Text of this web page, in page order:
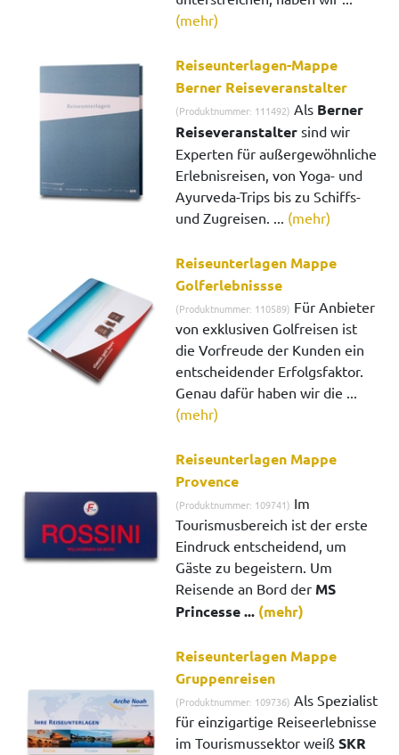
(mehr)
Reiseunterlagen-Mappe
Berner Reiseveranstalter
(Produktnummer: 111492) Als Berner
Reiseveranstalter sind wir
Experten für außergewöhnliche
Erlebnisreisen, von Yoga- und
Ayurveda-Trips bis zu Schiffs-
und Zugreisen. ... (mehr)
Reiseunterlagen Mappe
Golferlebnissse
(Produktnummer: 110589) Für Anbieter
von exklusiven Golfreisen ist
die Vorfreude der Kunden ein
entscheidender Erfolgsfaktor.
Genau dafür haben wir die ...
(mehr)
Reiseunterlagen Mappe
Provence
(Produktnummer: 109741) Im
Tourismusbereich ist der erste
Eindruck entscheidend, um
Gäste zu begeistern. Um
Reisende an Bord der MS
Princesse ... (mehr)
Reiseunterlagen Mappe
Gruppenreisen
(Produktnummer: 109736) Als Spezialist
für einzigartige Reiseerlebnisse
im Tourismussektor weißSKR